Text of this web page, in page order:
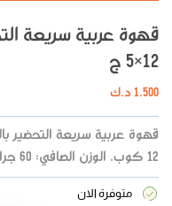
قهوة عربية سريعة
12×5 ج
1.500د.ك
قهوة عربية سريعة التحضير
12 كوب. الوزن الصافي: 60 جرام. منتج طبيعي 100%. إنتاج: السعودية.
متوفرة الان